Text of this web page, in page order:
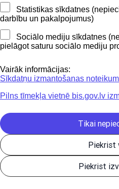
Statistikas sīkdatnes
darbību un pakalpojumus)
Sociālo mediju sīkdatnes
pielāgot saturu sociālo mediju
Vairāk informācijas:
Sīkdatņu izmantošanas
Pilns tīmekļa vietnē bis.gov.lv
Piekrist
Piekrist
Tikai
BIS
Būvniecības valsts kontroles
gadījumā atsauce uz
Build: 1bae2-